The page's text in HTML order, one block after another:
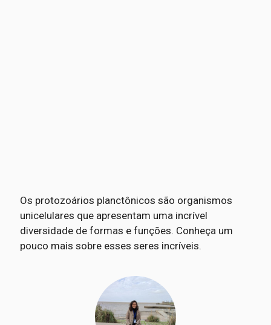
Os protozoários planctônicos são organismos
unicelulares que apresentam uma incrível
diversidade de formas e funções. Conheça um
pouco mais sobre esses seres incríveis.